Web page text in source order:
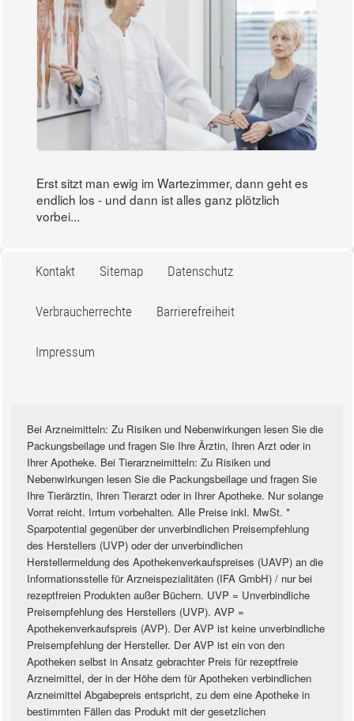
Erst sitzt man ewig im Wartezimmer, dann geht es
endlich los - und dann ist alles ganz plötzlich
vorbei...
Kontakt Sitemap Datenschutz
Verbraucherrechte Barrierefreiheit
Impressum
Bei Arzneimitteln: Zu Risiken und Nebenwirkungen lesen Sie die
Packungsbeilage und fragen Sie Ihre Ärztin, Ihren Arzt oder in
Ihrer Apotheke. Bei Tierarzneimitteln: Zu Risiken und
Nebenwirkungen lesen Sie die Packungsbeilage und fragen Sie
Ihre Tierärztin, Ihren Tierarzt oder in Ihrer Apotheke. Nur solange
Vorrat reicht. Irrtum vorbehalten. Alle Preise inkl. MwSt. *
Sparpotential gegenüber der unverbindlichen Preisempfehlung
des Herstellers (UVP) oder der unverbindlichen
Herstellermeldung des Apothekenverkaufspreises (UAVP) an die
Informationsstelle für Arzneispezialitäten (IFA GmbH) / nur bei
rezeptfreien Produkten außer Büchern. UVP = Unverbindliche
Preisempfehlung des Herstellers (UVP). AVP =
Apothekenverkaufspreis (AVP). Der AVP ist keine unverbindliche
Preisempfehlung der Hersteller. Der AVP ist ein von den
Apotheken selbst in Ansatz gebrachter Preis für rezeptfreie
Arzneimittel, der in der Höhe dem für Apotheken verbindlichen
Arzneimittel Abgabepreis entspricht, zu dem eine Apotheke in
bestimmten Fällen das Produkt mit der gesetzlichen